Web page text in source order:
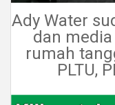
Ady Water
dan
rumah
PLTU,